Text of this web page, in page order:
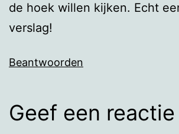
de hoek willen kijken. Echt
verslag!
Beantwoorden
Geef een reactie